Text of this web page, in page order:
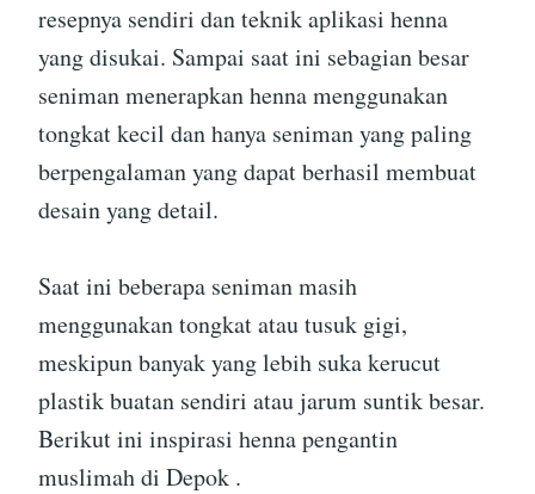
resepnya sendiri dan teknik aplikasi henna
yang disukai. Sampai saat ini sebagian besar
seniman menerapkan henna menggunakan
tongkat kecil dan hanya seniman yang paling
berpengalaman yang dapat berhasil membuat
desain yang detail.
Saat ini beberapa seniman masih
menggunakan tongkat atau tusuk gigi,
meskipun banyak yang lebih suka kerucut
plastik buatan sendiri atau jarum suntik besar.
Berikut ini inspirasi henna pengantin
muslimah di Depok .